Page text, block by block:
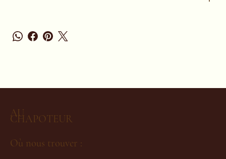
CHAPOTEUR
AU
Où nous trouver :